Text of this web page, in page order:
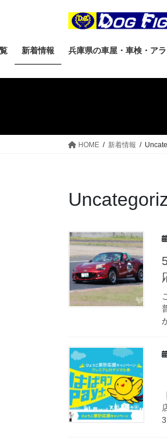
ン
へ
プ
ー
ョ
動
新着情報 兵庫県の車屋・車検・ア
HOME 新着情報